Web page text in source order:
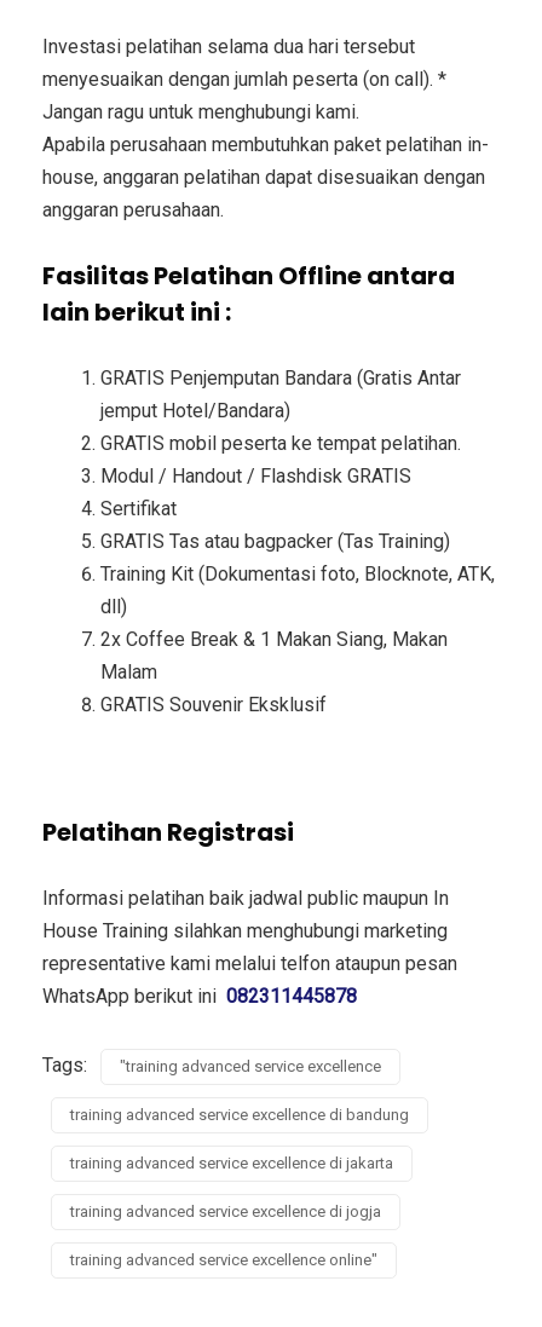
Investasi pelatihan selama dua hari tersebut
menyesuaikan dengan jumlah peserta (on call). *
Jangan ragu untuk menghubungi kami.
Apabila perusahaan membutuhkan paket pelatihan in-
house, anggaran pelatihan dapat disesuaikan dengan
anggaran perusahaan.
Fasilitas Pelatihan Offline antara
lain berikut ini :
GRATIS Penjemputan Bandara (Gratis Antar
jemput Hotel/Bandara)
GRATIS mobil peserta ke tempat pelatihan.
Modul / Handout / Flashdisk GRATIS
Sertifikat
GRATIS Tas atau bagpacker (Tas Training)
Training Kit (Dokumentasi foto, Blocknote, ATK,
dll)
2x Coffee Break & 1 Makan Siang, Makan
Malam
GRATIS Souvenir Eksklusif
Pelatihan Registrasi
Informasi pelatihan baik jadwal public maupun In
House Training silahkan menghubungi marketing
representative kami melalui telfon ataupun pesan
WhatsApp berikut ini 082311445878
Tags: "training advanced service excellence
training advanced service excellence di bandung
training advanced service excellence di jakarta
training advanced service excellence di jogja
training advanced service excellence online"